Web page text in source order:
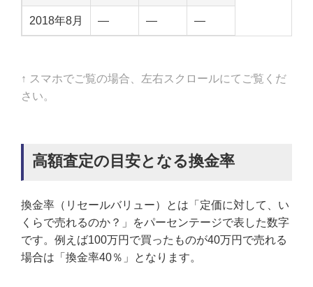
2018年8月 — — —
↑ スマホでご覧の場合、左右スクロールにてご覧くだ
さい。
高額査定の目安となる換金率
換金率（リセールバリュー）とは「定価に対して、い
くらで売れるのか？」をパーセンテージで表した数字
です。例えば100万円で買ったものが40万円で売れる
場合は「換金率40％」となります。